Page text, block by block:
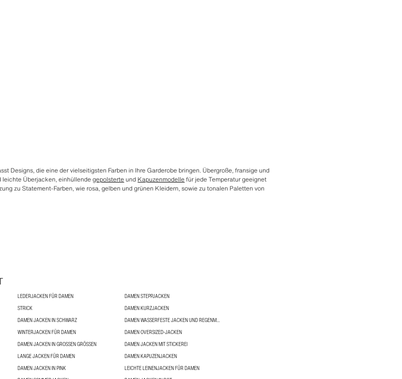
Designs, die eine der vielseitigsten Farben in Ihre Garderobe bringen. Übergroße, fransige und
leichte Überjacken, einhüllendegepolsterte und Kapuzenmodellefür jede Temperatur geeignet
zu Statement-Farben, wie rosa, gelben und grünen Kleidern, sowie zu tonalen Paletten von
LEDERJACKEN FÜR DAMEN
DAMEN STEPPJACKEN
STRICK
DAMEN KURZJACKEN
DAMEN JACKEN IN SCHWARZ
DAMEN WASSERFESTE JACKEN UND REGENMÄNTEL
WINTERJACKEN FÜR DAMEN
DAMEN OVERSIZED-JACKEN
DAMEN JACKEN IN GROSSEN GRÖSSEN
DAMEN JACKEN MIT STICKEREI
LANGE JACKEN FÜR DAMEN
DAMEN KAPUZENJACKEN
DAMEN JACKEN IN PINK
LEICHTE LEINENJACKEN FÜR DAMEN